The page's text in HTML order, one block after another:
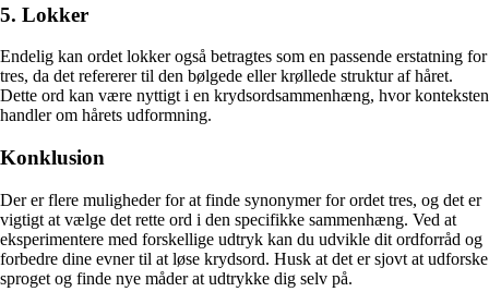
5. Lokker
Endelig kan ordet lokker også betragtes som en passende erstatning for
tres, da det refererer til den bølgede eller krøllede struktur af håret.
Dette ord kan være nyttigt i en krydsordsammenhæng, hvor konteksten
handler om hårets udformning.
Konklusion
Der er flere muligheder for at finde synonymer for ordet tres, og det er
vigtigt at vælge det rette ord i den specifikke sammenhæng. Ved at
eksperimentere med forskellige udtryk kan du udvikle dit ordforråd og
forbedre dine evner til at løse krydsord. Husk at det er sjovt at udforske
sproget og finde nye måder at udtrykke dig selv på.